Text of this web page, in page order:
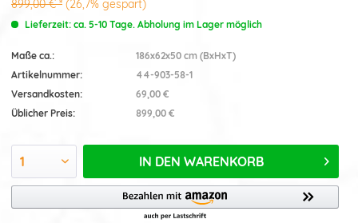
899,00 € * (26,7% gespart)
Lieferzeit: ca. 5-10 Tage. Abholung im Lager möglich
Maße ca.:
186x62x50 cm (BxHxT)
Artikelnummer:
44-903-58-1
Versandkosten:
69,00 €
Üblicher Preis:
899,00 €
IN DEN WARENKORB